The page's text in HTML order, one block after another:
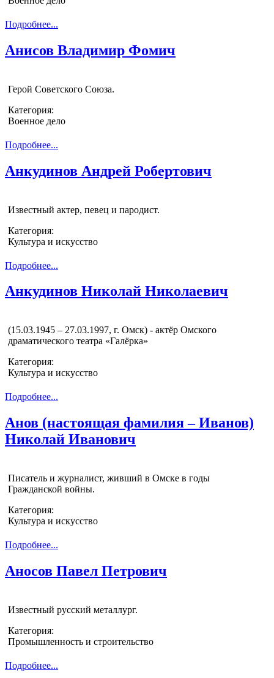
Подробнее...
Анисов Владимир Фомич
Герой Советского Союза.
Категория:
Военное дело
Подробнее...
Анкудинов Андрей Робертович
Известный актер, певец и пародист.
Категория:
Культура и искусство
Подробнее...
Анкудинов Николай Николаевич
(15.03.1945 – 27.03.1997, г. Омск) - актёр Омского
драматического театра «Галёрка»
Категория:
Культура и искусство
Подробнее...
Анов (настоящая фамилия – Иванов)
Николай Иванович
Писатель и журналист, живший в Омске в годы
Гражданской войны.
Категория:
Культура и искусство
Подробнее...
Аносов Павел Петрович
Известный русский металлург.
Категория:
Промышленность и строительство
Подробнее...